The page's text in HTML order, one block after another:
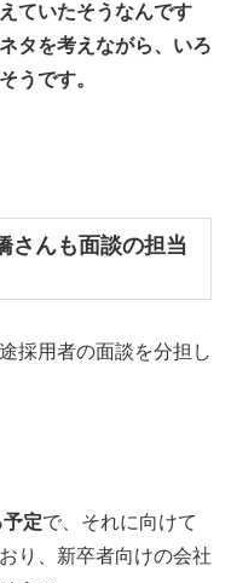
ていたそうなんです
タを考えながら、いろ
うです。
さんも面談の担当
採用者の面談を分担し
定で、それに向けて
り、新卒者向けの会社